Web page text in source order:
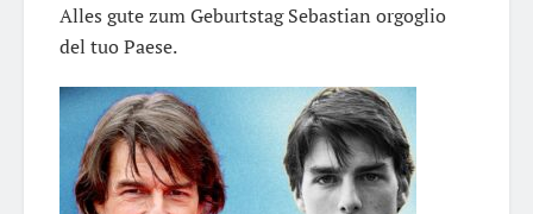
Alles gute zum Geburtstag Sebastian orgoglio
del tuo Paese.